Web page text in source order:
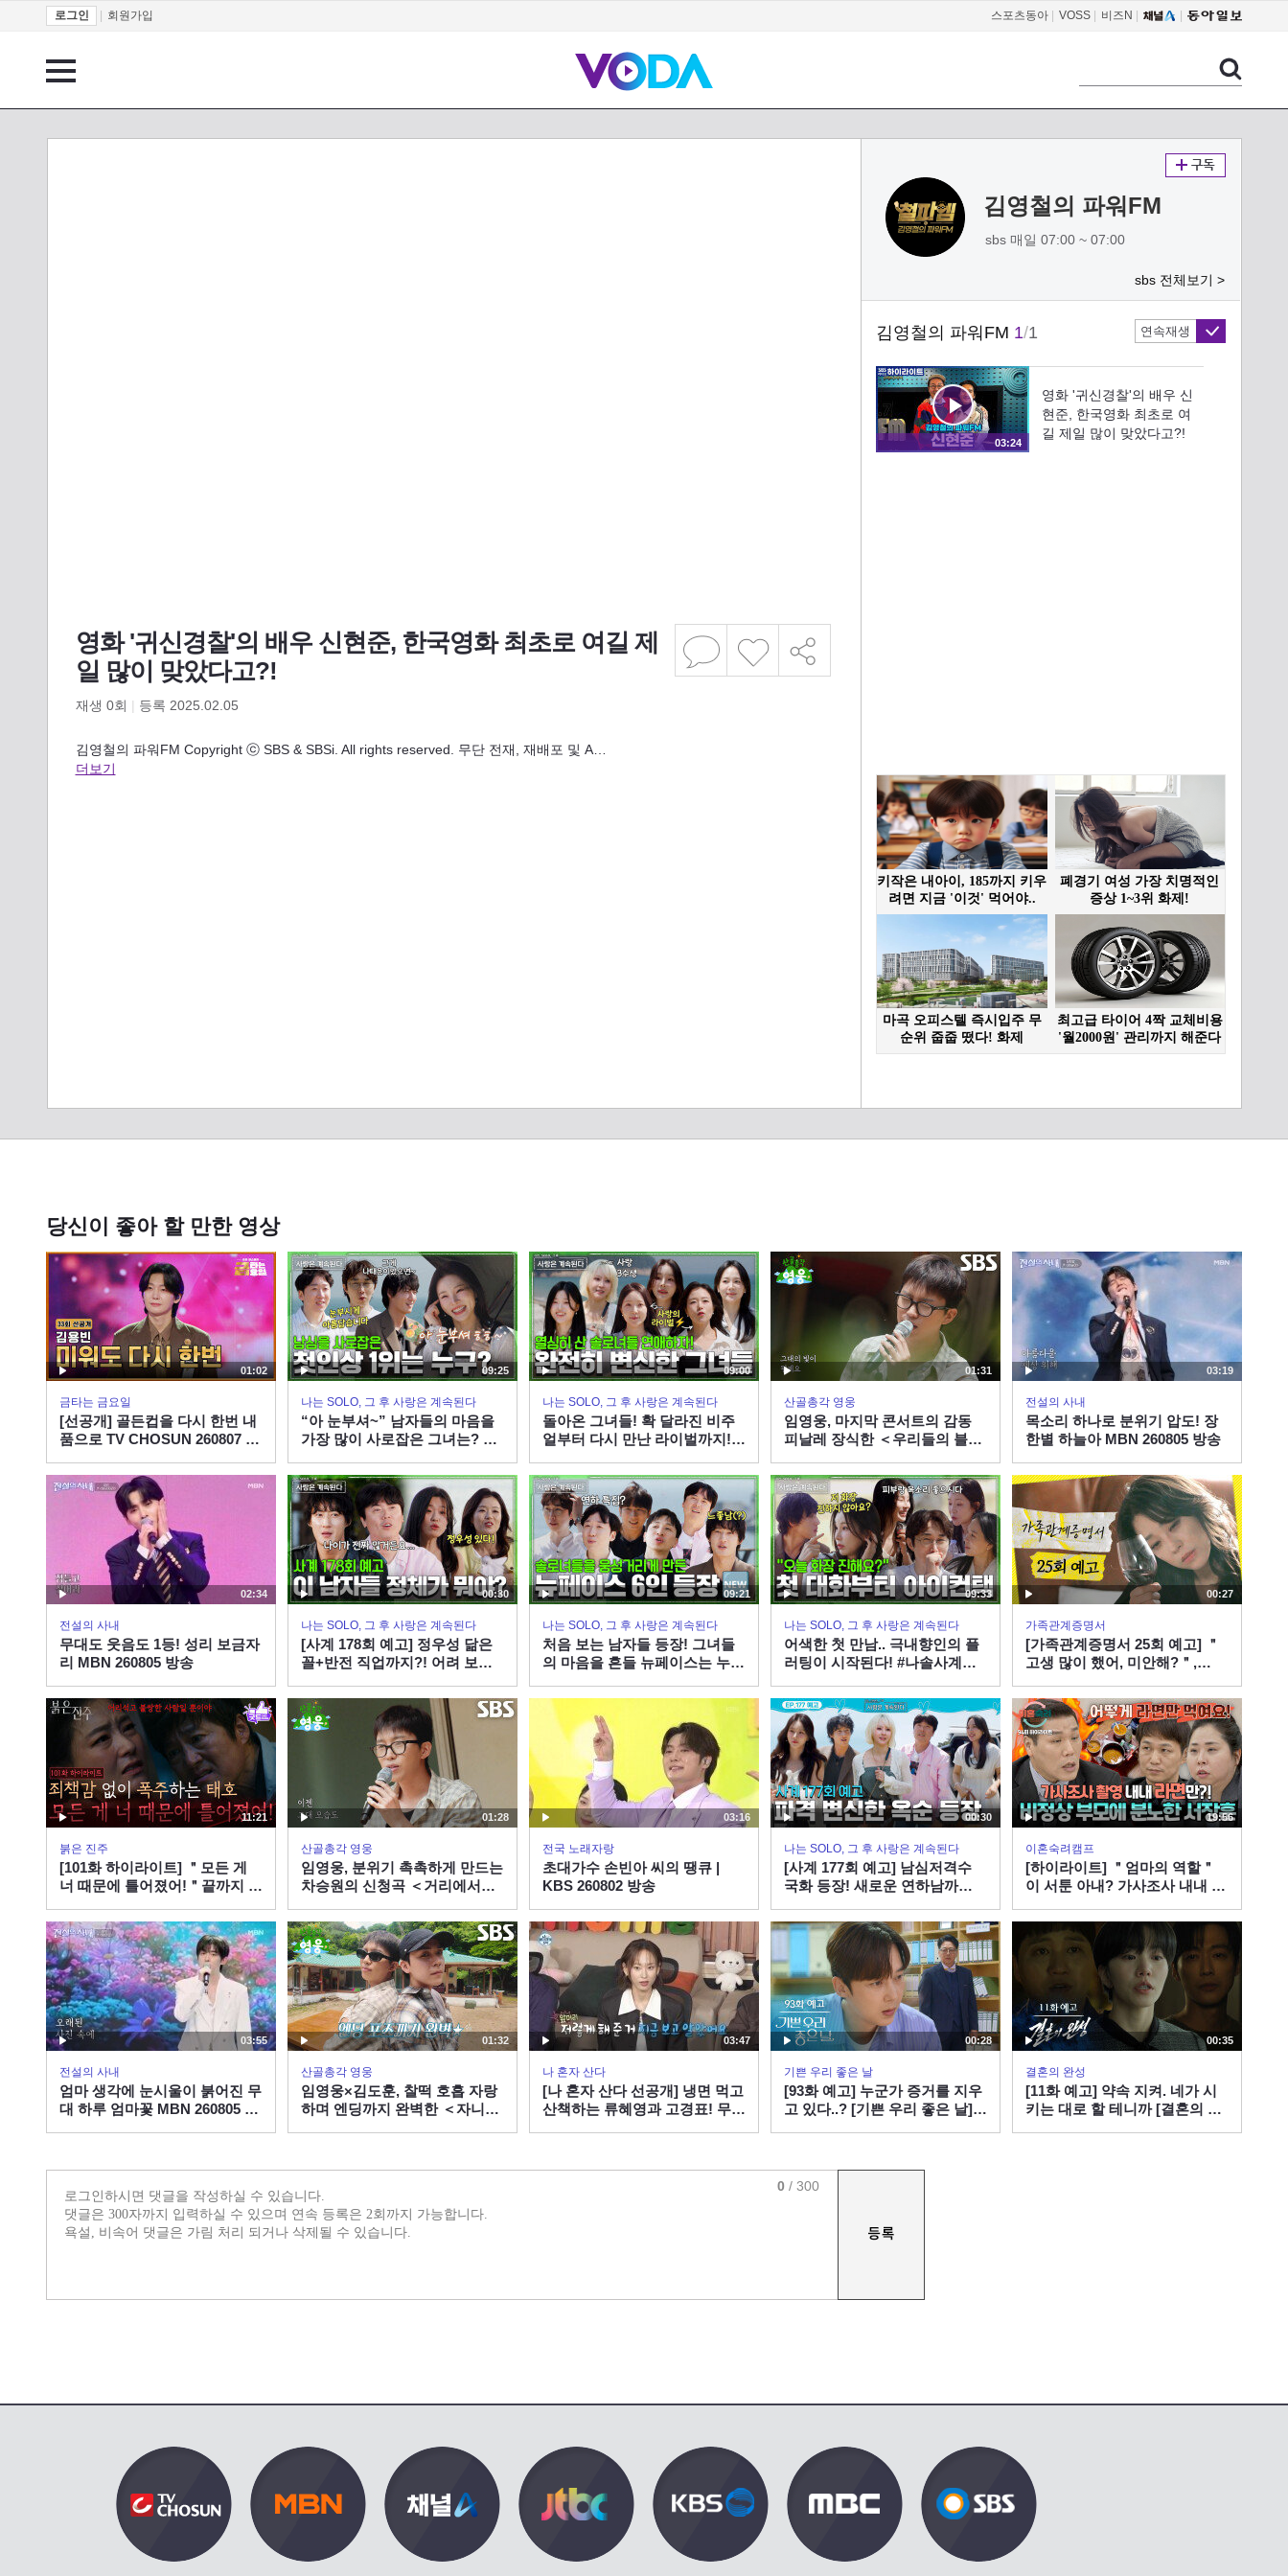
로그인 회원가입 스포츠동아 VOSS 비즈N
영화 '귀신경찰'의 배우 신현준, 한국영화 최초로 여길 제
일 많이 맞았다고?!
재생 0회 | 등록 2025.02.05
김영철의 파워FM Copyright ⓒ SBS & SBSi. All rights reserved. 무단 전재, 재배포 및 A…
더보기
김영철의 파워FM
sbs 매일 07:00 ~ 07:00
sbs 전체보기 >
김영철의 파워FM 1/1 연속재생
03:24
영화 '귀신경찰'의 배우 신
현준, 한국영화 최초로 여
길 제일 많이 맞았다고?!
당신이 좋아 할 만한 영상
01:02
금타는 금요일
[선공개] 골든컵을 다시 한번 내
품으로 TV CHOSUN 260807 방
09:25
나는 SOLO, 그 후 사랑은 계속된다
“아 눈부셔~” 남자들의 마음을
가장 많이 사로잡은 그녀는? #
X ENAㅣ목요일 밤 10시 30분
09:00
나는 SOLO, 그 후 사랑은 계속된다
돌아온 그녀들! 확 달라진 비주
얼부터 다시 만난 라이벌까지! #
X ENAㅣ목요일 밤 10시 30분
01:31
산골총각 영웅
임영웅, 마지막 콘서트의 감동
피날레 장식한 ＜우리들의 블루
03:19
전설의 사내
목소리 하나로 분위기 압도! 장
한별 하늘아 MBN 260805 방송
02:34
전설의 사내
무대도 웃음도 1등! 성리 보금자
리 MBN 260805 방송
00:30
나는 SOLO, 그 후 사랑은 계속된다
[사계 178회 예고] 정우성 닮은
꼴+반전 직업까지?! 어려 보이
계 EP.178ㅣSBS PLUS X ENA
ㅣ목요일 밤 10시 30분
09:21
나는 SOLO, 그 후 사랑은 계속된다
처음 보는 남자들 등장! 그녀들
의 마음을 흔들 뉴페이스는 누
PLUS X ENAㅣ목요일 밤 10시
30분
09:33
나는 SOLO, 그 후 사랑은 계속된다
어색한 첫 만남.. 극내향인의 플
러팅이 시작된다! #나솔사계
목요일 밤 10시 30분
00:27
가족관계증명서
[가족관계증명서 25회 예고] ＂
고생 많이 했어, 미안해?＂,
11:21
붉은 진주
[101화 하이라이트] ＂모든 게
너 때문에 틀어졌어!＂끝까지 죄
은 진주] | KBS 260806 방송
01:28
산골총각 영웅
임영웅, 분위기 촉촉하게 만드는
차승원의 신청곡 ＜거리에서＞
03:16
전국 노래자랑
초대가수 손빈아 씨의 땡큐 |
KBS 260802 방송
00:30
나는 SOLO, 그 후 사랑은 계속된다
[사계 177회 예고] 남심저격수
국화 등장! 새로운 연하남까
사계 EP.177ㅣSBS PLUS X
ENAㅣ목요일 밤 10시 30분
19:56
이혼숙려캠프
[하이라이트] ＂엄마의 역할＂
이 서툰 아내? 가사조사 내내 매
는 서장훈 | JTBC 260806 방송
03:55
전설의 사내
엄마 생각에 눈시울이 붉어진 무
대 하루 엄마꽃 MBN 260805 방
01:32
산골총각 영웅
임영웅×김도훈, 찰떡 호흡 자랑
하며 엔딩까지 완벽한 ＜자니＞
03:47
나 혼자 산다
[나 혼자 산다 선공개] 냉면 먹고
산책하는 류혜영과 고경표! 무심
00:28
기쁜 우리 좋은 날
[93화 예고] 누군가 증거를 지우
고 있다..? [기쁜 우리 좋은 날] |
00:35
결혼의 완성
[11화 예고] 약속 지켜. 네가 시
키는 대로 할 테니까 [결혼의 완
0 / 300